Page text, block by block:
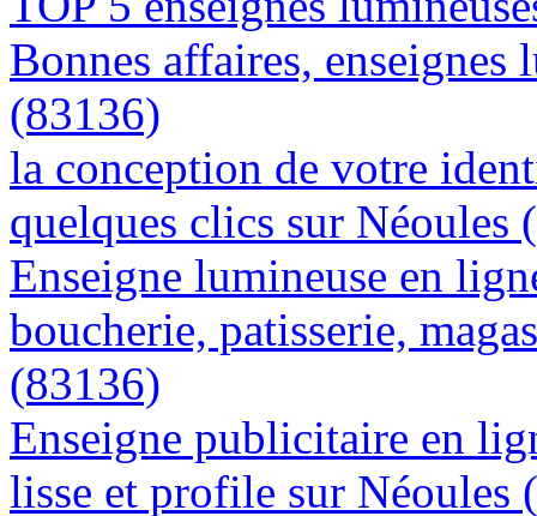
Bonnes affaires, enseignes
(83136)
la conception de votre
quelques clics sur Néoules
Enseigne lumineuse en
boucherie, patisserie,
(83136)
Enseigne publicitaire en
lisse et profile sur Néoules